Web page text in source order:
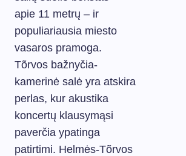
apie 11 metrų – ir
populiariausia miesto
vasaros pramoga.
Tõrvos bažnyčia-
kamerinė salė yra atskira
perlas, kur akustika
koncertų klausymąsi
paverčia ypatinga
patirtimi. Helmės-Tõrvos